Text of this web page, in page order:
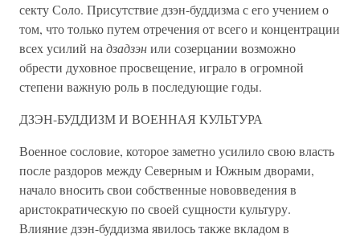
секту Соло. Присутствие дзэн-буддизма с его учением о
том, что только путем отречения от всего и концентрации
всех усилий надзадзэнили созерцании возможно
обрести духовное просвещение, играло в огромной
степени важную роль в последующие годы.
ДЗЭН-БУДДИЗМ И ВОЕННАЯ КУЛЬТУРА
Военное сословие, которое заметно усилило свою власть
после раздоров между Северным и Южным дворами,
начало вносить свои собственные нововведения в
аристократическую по своей сущности культуру.
Влияние дзэн-буддизма явилось также вкладом в